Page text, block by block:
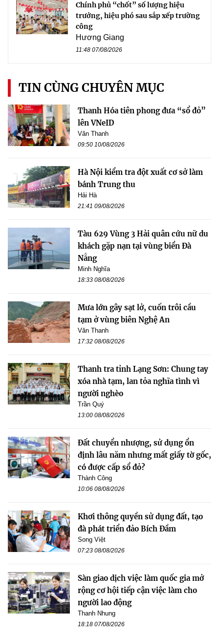
Chính phủ “chốt” số lượng hiệu
trưởng, hiệu phó sau sắp xếp trường
công
Hương Giang
11:48 07/08/2026
TIN CÙNG CHUYÊN MỤC
Thanh Hóa tiên phong đưa “sổ đỏ”
lên VNeID
Văn Thanh
09:50 10/08/2026
Hà Nội kiểm tra đột xuất cơ sở làm
bánh Trung thu
Hải Hà
21:41 09/08/2026
Tàu 629 Vùng 3 Hải quân cứu nữ du
khách gặp nạn tại vùng biển Đà
Nẵng
Minh Nghĩa
18:33 08/08/2026
Mưa lớn gây sạt lở, cuốn trôi cầu
tạm ở vùng biên Nghệ An
Văn Thanh
17:32 08/08/2026
Thanh tra tỉnh Lạng Sơn: Chung tay
xóa nhà tạm, lan tỏa nghĩa tình vì
người nghèo
Trần Quý
13:00 08/08/2026
Đất chuyển nhượng, sử dụng ổn
định lâu năm nhưng mất giấy tờ gốc,
có được cấp sổ đỏ?
Thành Công
10:06 08/08/2026
Khơi thông quyền sử dụng đất, tạo
đà phát triển đảo Bích Đầm
Song Việt
07:23 08/08/2026
Sàn giao dịch việc làm quốc gia mở
rộng cơ hội tiếp cận việc làm cho
người lao động
Thanh Nhung
18:18 07/08/2026